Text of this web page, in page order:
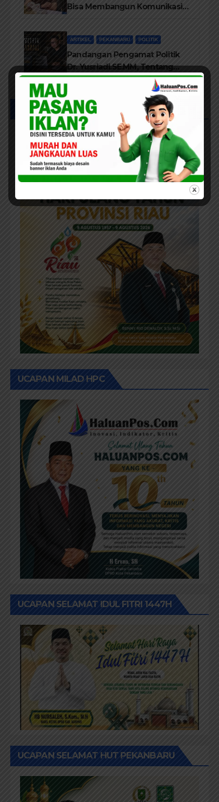
Bisa Membangun Komunikasi
ARTIKEL PEKANBARU POLITIK
Pandangan Pengamat Politik
Dr. Yusriadi.SE.MM, Tentang
Buku Dr. (Cand) Liza Fitriani S.
Kom M. Ikom
UCAPAN IKLAN HUT RIAU KE-69
UCAPAN MILAD HPC
UCAPAN SELAMAT IDUL FITRI 1447H
UCAPAN SELAMAT HUT PEKANBARU